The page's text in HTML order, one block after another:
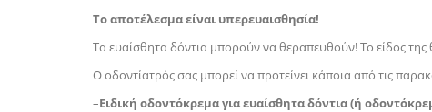
Το αποτέλεσμα είναι υπερευαισθησία!
Τα ευαίσθητα δόντια μπορούν να θεραπευθούν! Το είδος της
Ο οδοντίατρός σας μπορεί να προτείνει κάποια από τις
–Ειδική οδοντόκρεμα για ευαίσθητα δόντια (ή